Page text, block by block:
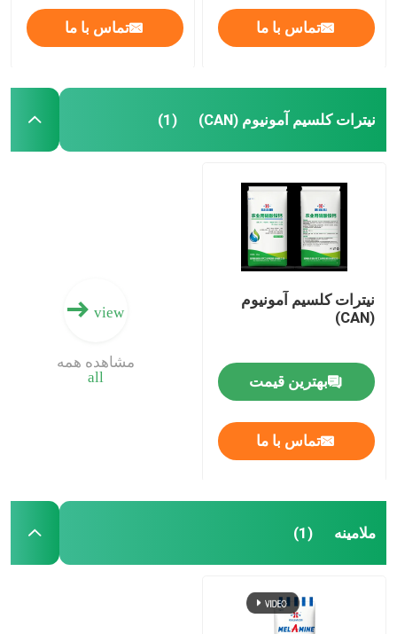
تماس با ما تماس با ما
نیترات کلسیم آمونیوم (CAN) (1)
نیترات کلسیم آمونیوم
(CAN)
بهترین قیمت
تماس با ما
view
all
مشاهده همه
ملامینه (1)